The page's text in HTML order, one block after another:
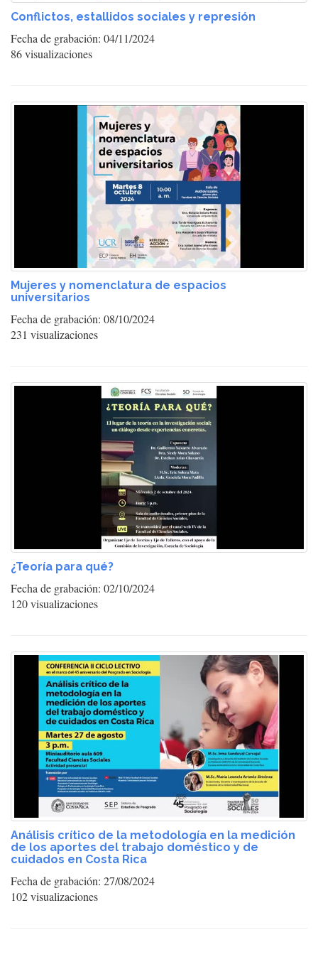
Conflictos, estallidos sociales y represión
Fecha de grabación: 04/11/2024
86 visualizaciones
Mujeres y nomenclatura de espacios
universitarios
Fecha de grabación: 08/10/2024
231 visualizaciones
¿Teoría para qué?
Fecha de grabación: 02/10/2024
120 visualizaciones
Análisis crítico de la metodología en la medición
de los aportes del trabajo doméstico y de
cuidados en Costa Rica
Fecha de grabación: 27/08/2024
102 visualizaciones